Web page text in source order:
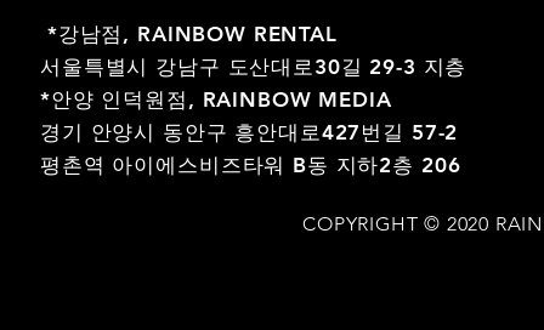
*강남점, RAINBOW RENTAL
서울특별시 강남구 도산대로30길 29-3 지층
*안양 인덕원점, RAINBOW MEDIA
경기 안양시 동안구 흥안대로427번길 57-2
평촌역 아이에스비즈타워 B동 지하2층 206
COPYRIGHT © 2020